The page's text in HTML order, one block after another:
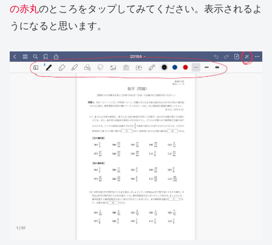
の赤丸のところをタップしてみてください。表示されるよ
うになると思います。